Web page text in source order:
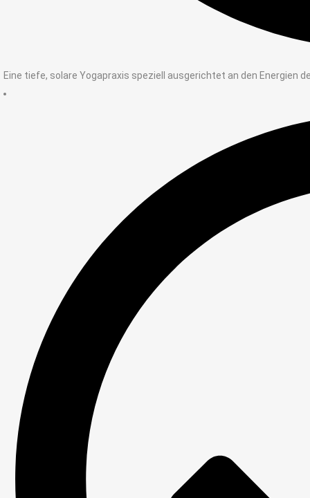
Eine tiefe, solare Yogapraxis speziell ausgerichtet an den Energien